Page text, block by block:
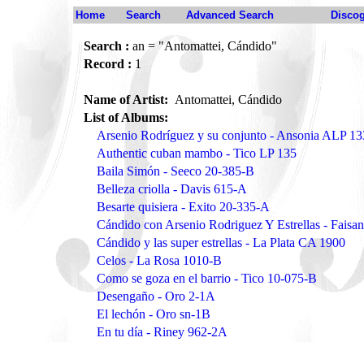
Home Search Advanced Search
Search : an = "Antomattei, Cándido"
Record : 1
Name of Artist: Antomattei, Cándido
List of Albums:
Arsenio Rodríguez y su conjunto - Ansonia ALP
Authentic cuban mambo - Tico LP 135
Baila Simón - Seeco 20-385-B
Belleza criolla - Davis 615-A
Besarte quisiera - Exito 20-335-A
Cándido con Arsenio Rodriguez Y Estrellas -
Cándido y las super estrellas - La Plata CA 1900
Celos - La Rosa 1010-B
Como se goza en el barrio - Tico 10-075-B
Desengaño - Oro 2-1A
El lechón - Oro sn-1B
En tu día - Riney 962-2A